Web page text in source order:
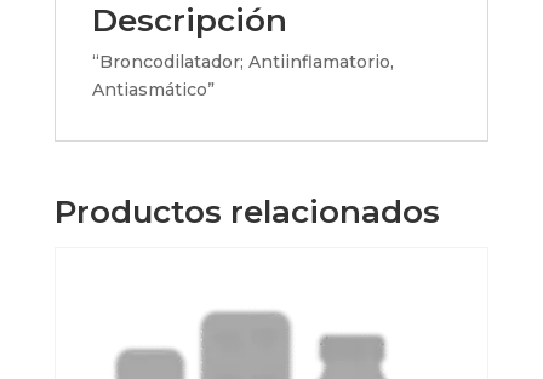
Descripción
“Broncodilatador; Antiinflamatorio,
Antiasmático”
Productos relacionados